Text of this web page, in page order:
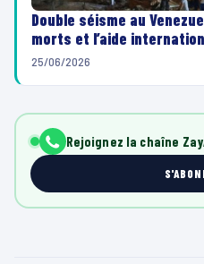
Double séisme au
morts et l’aide
25/06/2026
Rejoignez la chaîne